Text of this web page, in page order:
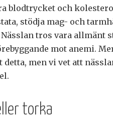
blodtrycket och
stödja mag- och
tros vara allmänt
mot anemi.
men vi vet att
torka